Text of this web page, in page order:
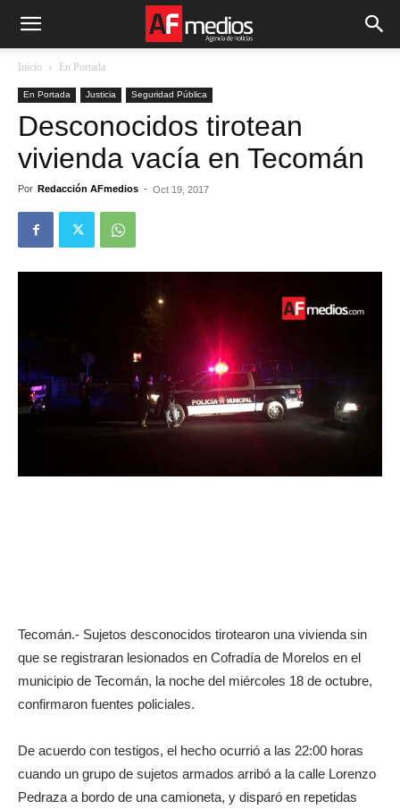
Inicio En Portada
En Portada Justicia Seguridad Pública
Desconocidos tirotean
vivienda vacía en Tecomán
Por Redacción AFmedios - Oct 19, 2017
Tecomán.- Sujetos desconocidos tirotearon una vivienda sin
que se registraran lesionados en Cofradía de Morelos en el
municipio de Tecomán, la noche del miércoles 18 de octubre,
confirmaron fuentes policiales.
De acuerdo con testigos, el hecho ocurrió a las 22:00 horas
cuando un grupo de sujetos armados arribó a la calle Lorenzo
Pedraza a bordo de una camioneta, y disparó en repetidas